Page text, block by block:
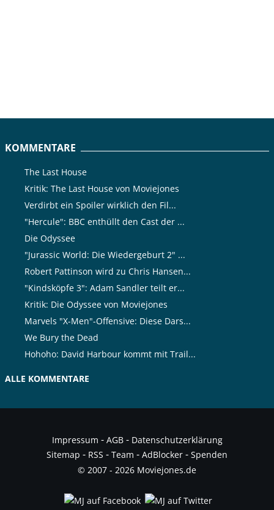
KOMMENTARE
The Last House
Kritik: The Last House von Moviejones
Verdirbt ein Spoiler wirklich den Fil...
"Hercule": BBC enthüllt den Cast der ...
Die Odyssee
"Jurassic World: Die Wiedergeburt 2" ...
Robert Pattinson wird zu Chris Hansen...
"Kindsköpfe 3": Adam Sandler teilt er...
Kritik: Die Odyssee von Moviejones
Marvels "X-Men"-Offensive: Diese Dars...
We Bury the Dead
Hohoho: David Harbour kommt mit Trail...
ALLE KOMMENTARE
Impressum - AGB- Datenschutzerklärung
Sitemap - RSS - Team - AdBlocker - Spenden
© 2007 - 2026 Moviejones.de